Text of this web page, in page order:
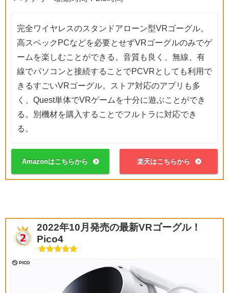
完全ワイヤレスのスタンドアローン型VRゴーグル。
高スペックPCなどを必要とせずVRゴーグルのみでゲ
ームを楽しむことができる。音質も良く、無線、有
線でパソコンと接続することでPCVRとしても利用で
きるすごいVRゴーグル。ストア対応のアプリも多
く、Quest単体でVRゲームを十分に遊ぶことができ
る。別機材を購入することでフルトラに対応でき
る。
Amazonはこちらから 楽天はこちらから
2022年10月発売の最新VRゴーグル！
Pico4